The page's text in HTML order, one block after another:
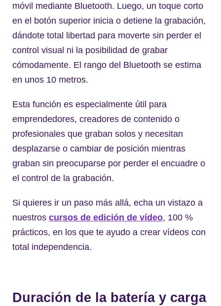
móvil mediante Bluetooth. Luego, un toque corto
en el botón superior inicia o detiene la grabación,
dándote total libertad para moverte sin perder el
control visual ni la posibilidad de grabar
cómodamente. El rango del Bluetooth se estima
en unos 10 metros.
Esta función es especialmente útil para
emprendedores, creadores de contenido o
profesionales que graban solos y necesitan
desplazarse o cambiar de posición mientras
graban sin preocuparse por perder el encuadre o
el control de la grabación.
Si quieres ir un paso más allá, echa un vistazo a
nuestros cursos de edición de vídeo, 100 %
prácticos, en los que te ayudo a crear vídeos con
total independencia.
Duración de la batería y carga